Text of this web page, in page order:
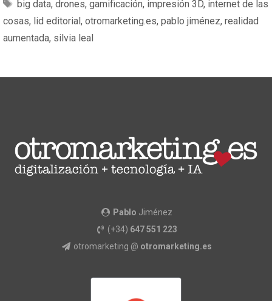
big data, drones, gamificación, impresión 3D, internet de las
cosas, lid editorial, otromarketing.es, pablo jiménez, realidad
aumentada, silvia leal
Pablo Jiménez
(+34) 647 551 223
otromarketing @ otromarketing.es